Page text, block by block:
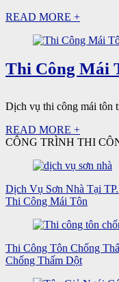
READ MORE +
Thi Công Mái
Dịch vụ thi công mái tôn
READ MORE +
CÔNG TRÌNH THI
Dịch Vụ Sơn Nhà Tại
Thi Công Mái Tôn
Thi Công Tôn Chống
Chống Thấm Dột